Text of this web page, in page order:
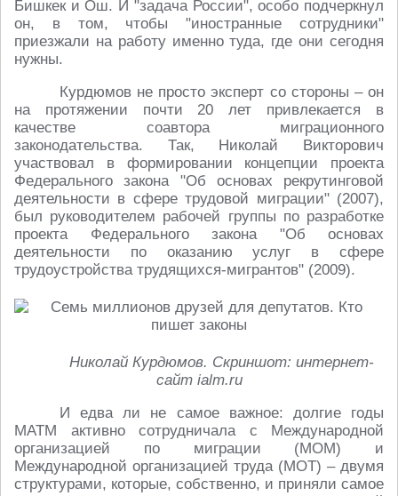
Бишкек и Ош. И "задача России", особо подчеркнул
он, в том, чтобы "иностранные сотрудники"
приезжали на работу именно туда, где они сегодня
нужны.
Курдюмов не просто эксперт со стороны – он
на протяжении почти 20 лет привлекается в
качестве соавтора миграционного
законодательства. Так, Николай Викторович
участвовал в формировании концепции проекта
Федерального закона "Об основах рекрутинговой
деятельности в сфере трудовой миграции" (2007),
был руководителем рабочей группы по разработке
проекта Федерального закона "Об основах
деятельности по оказанию услуг в сфере
трудоустройства трудящихся-мигрантов" (2009).
Николай Курдюмов. Скриншот: интернет-
сайт ialm.ru
И едва ли не самое важное: долгие годы
МАТМ активно сотрудничала с Международной
организацией по миграции (МОМ) и
Международной организацией труда (МОТ) – двумя
структурами, которые, собственно, и приняли самое